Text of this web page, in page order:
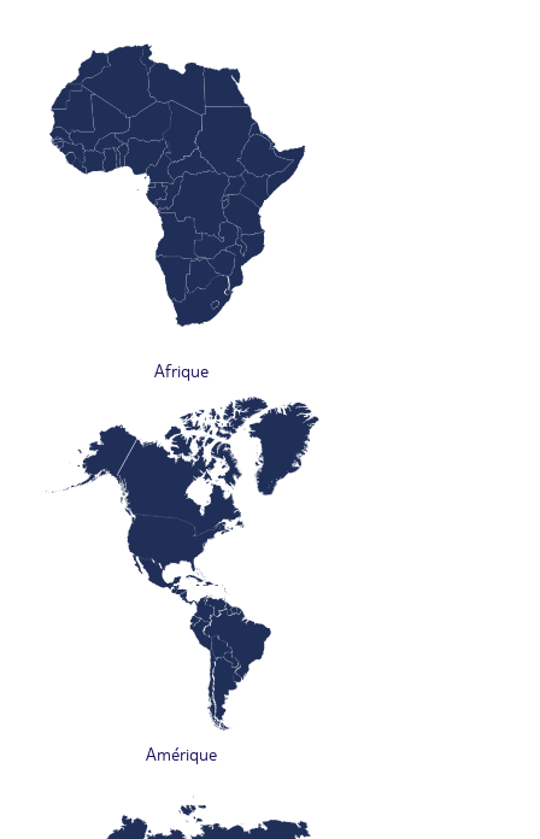
Afrique
Amérique